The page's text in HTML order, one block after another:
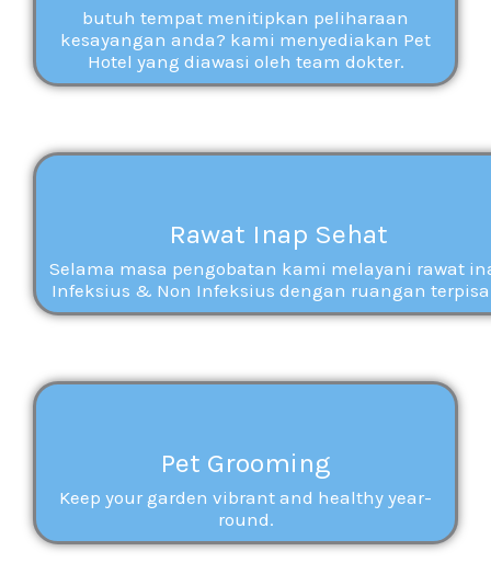
butuh tempat menitipkan peliharaan
kesayangan anda? kami menyediakan Pet
Hotel yang diawasi oleh team dokter.
Rawat Inap Sehat
Selama masa pengobatan kami melayani rawat
Infeksius & Non Infeksius dengan ruangan
Pet Grooming
Keep your garden vibrant and healthy year-
round.